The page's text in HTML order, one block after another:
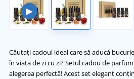
▶
Căutați cadoul ideal care să aducă
în viața de zi cu zi? Setul cadou de
alegerea perfectă! Acest set elegant